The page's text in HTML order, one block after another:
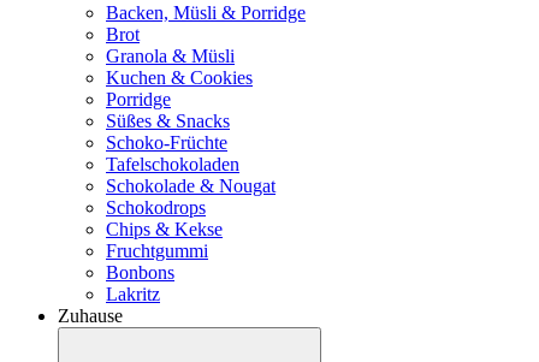
Backen, Müsli & Porridge
Brot
Granola & Müsli
Kuchen & Cookies
Porridge
Süßes & Snacks
Schoko-Früchte
Tafelschokoladen
Schokolade & Nougat
Schokodrops
Chips & Kekse
Fruchtgummi
Bonbons
Lakritz
Zuhause